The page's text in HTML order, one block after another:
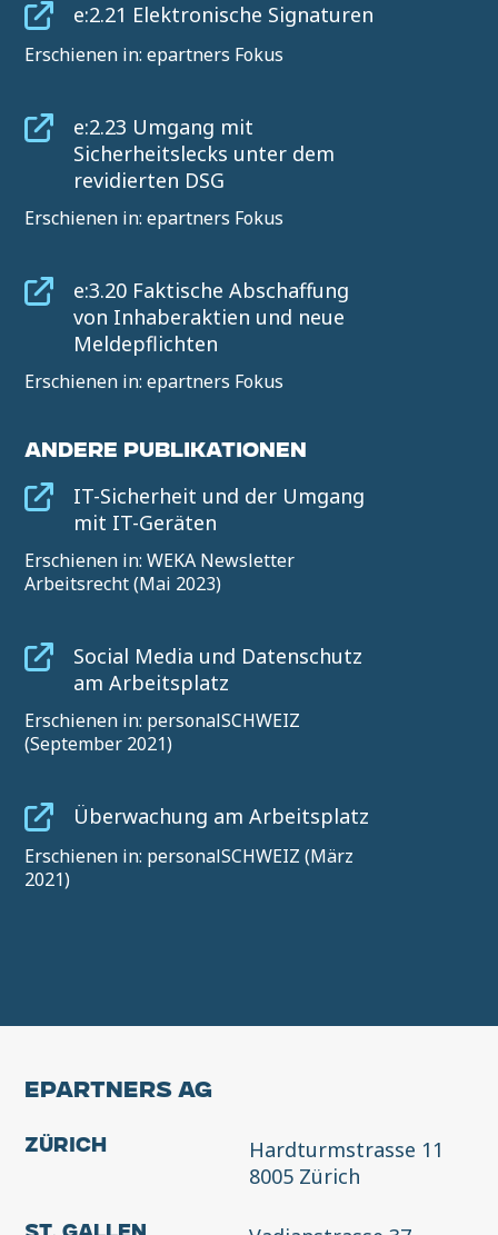
e:2.21 Elektronische Signaturen
Erschienen in: epartners Fokus
e:2.23 Umgang mit
Sicherheitslecks unter dem
revidierten DSG
Erschienen in: epartners Fokus
e:3.20 Faktische Abschaffung
von Inhaberaktien und neue
Meldepflichten
Erschienen in: epartners Fokus
ANDERE PUBLIKATIONEN
IT-Sicherheit und der Umgang
mit IT-Geräten
Erschienen in: WEKA Newsletter
Arbeitsrecht (Mai 2023)
Social Media und Datenschutz
am Arbeitsplatz
Erschienen in: personalSCHWEIZ
(September 2021)
Überwachung am Arbeitsplatz
Erschienen in: personalSCHWEIZ (März
2021)
EPARTNERS AG
Zürich
Hardturmstrasse 11
8005 Zürich